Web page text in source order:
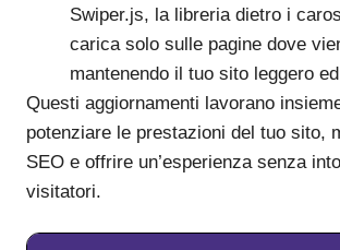
Swiper.js, la libreria dietro i
carica solo sulle pagine dove
mantenendo il tuo sito leggero
Questi aggiornamenti lavorano
potenziare le prestazioni del tuo sito,
SEO e offrire un’esperienza senza
visitatori.